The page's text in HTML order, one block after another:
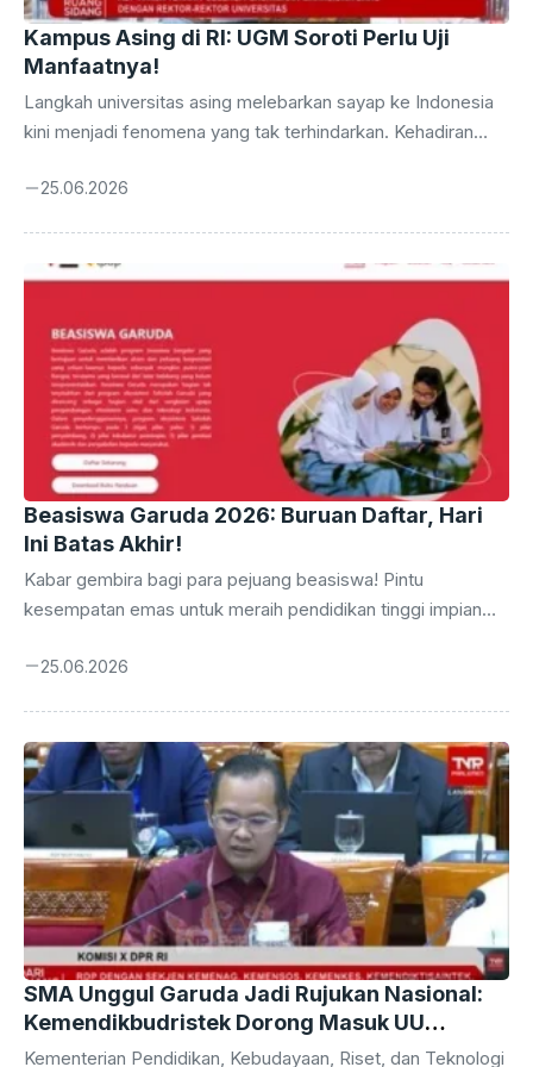
Kampus Asing di RI: UGM Soroti Perlu Uji
Manfaatnya!
Langkah universitas asing melebarkan sayap ke Indonesia
kini menjadi fenomena yang tak terhindarkan. Kehadiran
dalam dunia pendidikan tinggi tanah air, menawarkan ragam
tersebut, muncul suara kritis yang mengajak untuk melihat
melalui salah satu wakil rektornya, secara tegas meminta
agar kehadiran kampus-kampus internasional ini dievaluasi
secara mendalam. Pertanyaan krusial yang diajukan adalah:
seberapa ...
25.06.2026
Beasiswa Garuda 2026: Buruan Daftar, Hari
Ini Batas Akhir!
Kabar gembira bagi para pejuang beasiswa! Pintu
kesempatan emas untuk meraih pendidikan tinggi impian
tertutup. Tenggat waktu pendaftaran adalah hari ini, Kamis,
pendidikan Anda. Bagi Anda yang berambisi melanjutkan
studi ke jenjang yang lebih tinggi dengan dukungan finansial
penuh, kini saatnya bertindak. Beasiswa Garuda telah
dikenal sebagai salah satu program bergengsi yang
membuka jalan bagi talenta-talenta terbaik ...
25.06.2026
SMA Unggul Garuda Jadi Rujukan Nasional:
Kemendikbudristek Dorong Masuk UU
Sisdiknas
Kementerian Pendidikan, Kebudayaan, Riset, dan Teknologi